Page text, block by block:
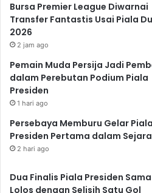
Bursa Premier League Diwarnai
Transfer Fantastis Usai Piala
2026
2 jam ago
Pemain Muda Persija Jadi
dalam Perebutan Podium Piala
Presiden
1 hari ago
Persebaya Memburu Gelar Piala
Presiden Pertama dalam
2 hari ago
Dua Finalis Piala Presiden
Lolos dengan Selisih Satu Gol